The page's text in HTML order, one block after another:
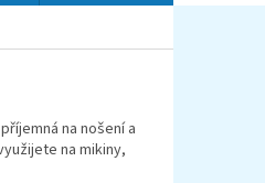
na nošení a
na mikiny,